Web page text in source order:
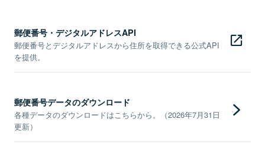
郵便番号・デジタルアドレスAPI
郵便番号とデジタルアドレスから住所を取得できる公式API
を提供。
郵便番号データのダウンロード
各種データのダウンロードはこちらから。（2026年7月31日
更新）